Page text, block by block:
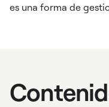
es una forma de